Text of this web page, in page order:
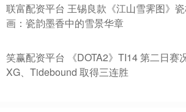
联富配资平台 王锡良款《江山雪霁图》
画：瓷韵墨香中的雪景华章
笑赢配资平台 《DOTA2》TI14 第二日赛
XG、Tidebound 取得三连胜